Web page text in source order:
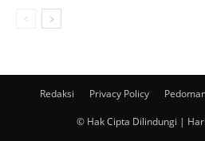
Redaksi Privacy Policy
© Hak Cipta Dilindungi |